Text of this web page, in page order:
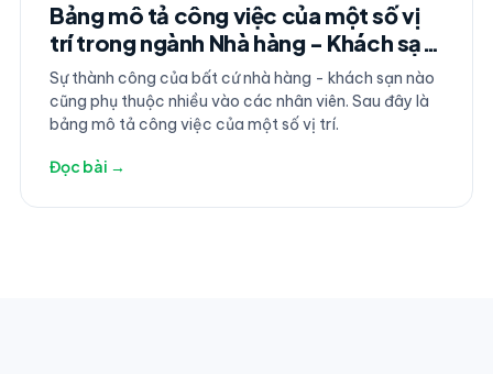
Bảng mô tả công việc của một số vị
trí trong ngành Nhà hàng - Khách sạn
(Phần 1)
Sự thành công của bất cứ nhà hàng - khách sạn nào
cũng phụ thuộc nhiều vào các nhân viên. Sau đây là
bảng mô tả công việc của một số vị trí.
Đọc bài →